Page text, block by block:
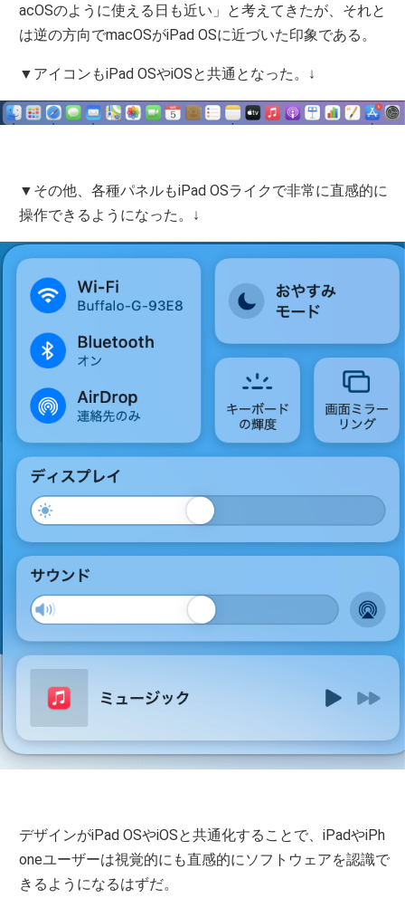
acOSのように使える日も近い」と考えてきたが、それと
は逆の方向でmacOSがiPad OSに近づいた印象である。
▼アイコンもiPad OSやiOSと共通となった。↓
▼その他、各種パネルもiPad OSライクで非常に直感的に
操作できるようになった。↓
デザインがiPad OSやiOSと共通化することで、iPadやiPh
oneユーザーは視覚的にも直感的にソフトウェアを認識で
きるようになるはずだ。